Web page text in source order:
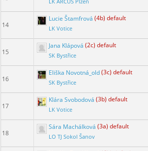
LK ARCUS Plzeň
14
Lucie Štamfrová (4b) default
LK Votice
15
Jana Klápová (2c) default
SK Bystřice
16
Eliška Novotná_old(3c) default
SK Bystřice
17
Klára Svobodová (3b) default
LK Votice
18
Sára Machálková (3a) default
LO TJ Sokol Šanov